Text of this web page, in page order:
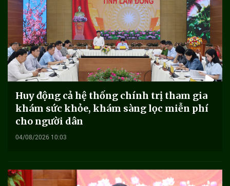
Huy động cả hệ thống chính trị tham gia
khám sức khỏe, khám sàng lọc miễn phí
cho người dân
04/08/2026 10:03